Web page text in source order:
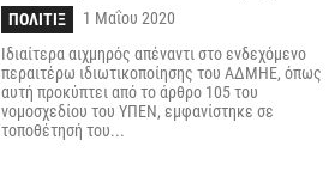
ΠΟΛΙΤΙΞ
1 Μαΐου 2020
Ιδιαίτερα αιχμηρός απέναντι στο ενδεχόμενο
περαιτέρω ιδιωτικοποίησης του ΑΔΜΗΕ, όπως
αυτή προκύπτει από το άρθρο 105 του
νομοσχεδίου του ΥΠΕΝ, εμφανίστηκε σε
τοποθέτησή του...